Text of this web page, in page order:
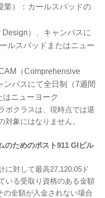
業）：カールスバッドの
）、キャンパスに
ルスバッドまたはニュー
（Comprehensive
パスにて全日制（7週間
ニューヨーク
ボクラスは、現時点では退
対象にはなりません。
のためのポスト911 GIビル
に対して最高27,120.05ド
いる受取り資格のある金額
の全額が入金されない場合